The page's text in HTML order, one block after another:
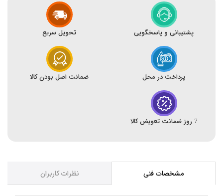
پشتیبانی و پاسخگویی تحویل سریع
پرداخت در محل ضمانت اصل بودن کالا
7 روز ضمانت تعویض کالا
مشخصات فنی نظرات کاربران